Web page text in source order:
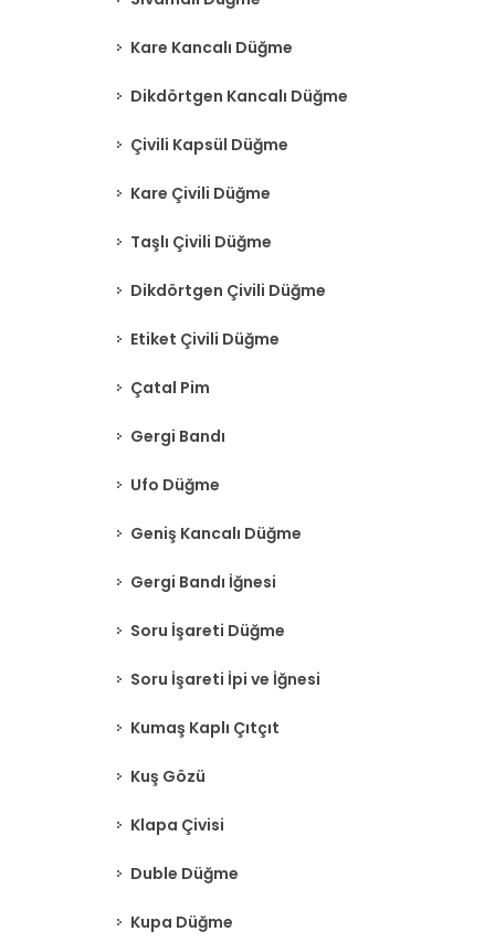
Kare Kancalı Düğme
Dikdörtgen Kancalı Düğme
Çivili Kapsül Düğme
Kare Çivili Düğme
Taşlı Çivili Düğme
Dikdörtgen Çivili Düğme
Etiket Çivili Düğme
Çatal Pim
Gergi Bandı
Ufo Düğme
Geniş Kancalı Düğme
Gergi Bandı İğnesi
Soru İşareti Düğme
Soru İşareti İpi ve İğnesi
Kumaş Kaplı Çıtçıt
Kuş Gözü
Klapa Çivisi
Duble Düğme
Kupa Düğme